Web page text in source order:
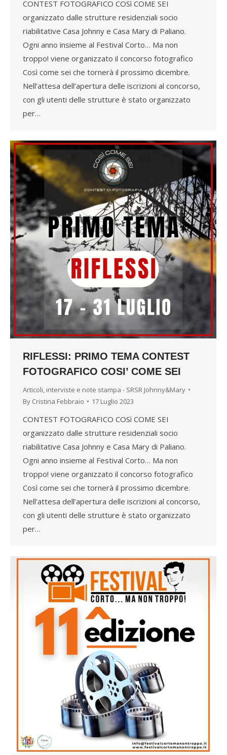
CONTEST FOTOGRAFICO COSì COME SEI
organizzato dalle strutture residenziali socio
riabilitative Casa Johnny e Casa Mary di Paliano.
Ogni anno insieme al Festival Corto… Ma non
troppo! viene organizzato il concorso fotografico
Così come sei che tornerà il prossimo dicembre.
Nell’attesa dell’apertura delle iscrizioni al concorso,
con gli utenti delle strutture è stato organizzato
per…
RIFLESSI: PRIMO TEMA CONTEST
FOTOGRAFICO COSI’ COME SEI
Articoli, interviste e note stampa - SRSR Johnny&Mary
By Cristina Febbraio 17 Luglio 2023
CONTEST FOTOGRAFICO COSì COME SEI
organizzato dalle strutture residenziali socio
riabilitative Casa Johnny e Casa Mary di Paliano.
Ogni anno insieme al Festival Corto… Ma non
troppo! viene organizzato il concorso fotografico
Così come sei che tornerà il prossimo dicembre.
Nell’attesa dell’apertura delle iscrizioni al concorso,
con gli utenti delle strutture è stato organizzato
per…